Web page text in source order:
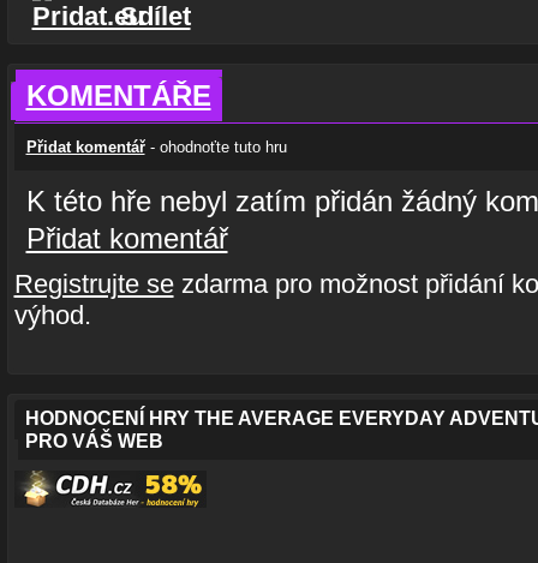
Sdílet
KOMENTÁŘE
Přidat komentář- ohodnoťte tuto hru
K této hře nebyl zatím přidán žádný
Přidat komentář
Registrujte sezdarma pro možnost přidání
výhod.
HODNOCENÍ HRY THE AVERAGE EVERYDAY
PRO VÁŠ WEB